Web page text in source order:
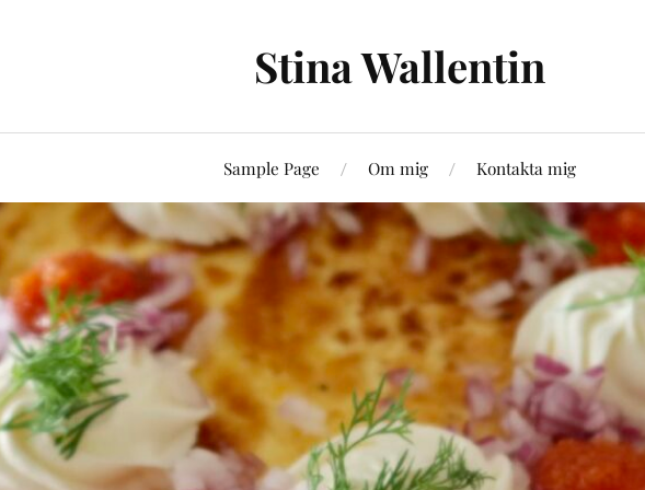
Stina Wallentin
Sample Page Om mig Kontakta mig